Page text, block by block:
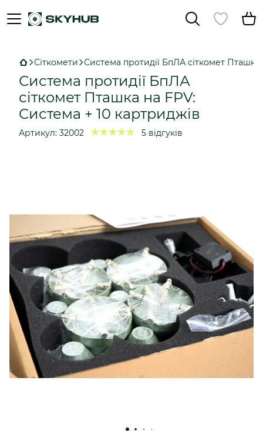
Сіткомети Система протидії БпЛА сіткомет
Система протидії БпЛА
сіткомет Пташка на FPV:
Система + 10 картриджів
Артикул: 32002 5 відгуків